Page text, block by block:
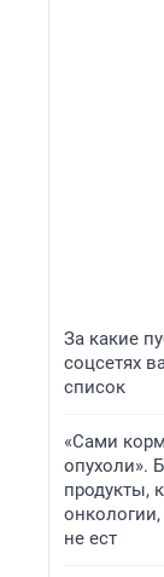
За какие
соцсетях
список
«Сами
опухоли».
продукты,
не ест